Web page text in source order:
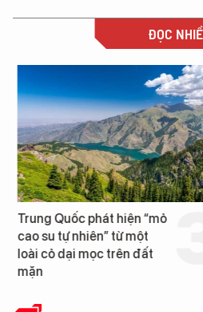
ĐỌC
Trung Quốc phát hiện “mỏ
cao su tự nhiên” từ một
loài cỏ dại mọc trên đất
mặn